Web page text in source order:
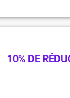
10% DE